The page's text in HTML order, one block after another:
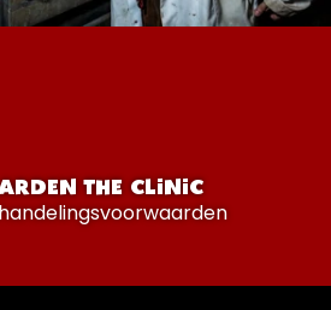
THE CLINIC